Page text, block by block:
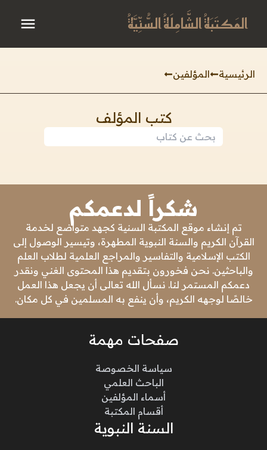
المَكتَبَةُ الشَّامِلَةُ السُّنِّيَّةُ
الرئيسية المؤلفين
كتب المؤلف
شكراً لدعمكم
تم إنشاء موقع المكتبة السنية كجهد متواضع لخدمة
القرآن الكريم والسنة النبوية المطهرة، وتيسير الوصول إلى
الكتب الإسلامية والتفاسير والمراجع العلمية لطلاب العلم
والباحثين. نحن فخورون بتقديم هذا المحتوى الغني ونقدر
دعمكم المستمر لنا. نسأل الله تعالى أن يجعل هذا العمل
خالصًا لوجهه الكريم، وأن ينفع به المسلمين في كل مكان.
صفحات مهمة
سياسة الخصوصة
الباحث العلمي
أسماء المؤلفين
أقسام المكتبة
السنة النبوية